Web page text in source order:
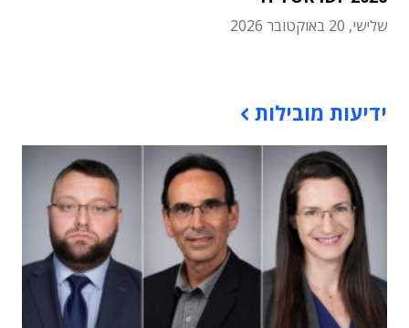
שלישי, 20 באוקטובר 2026
ידיעות מובילות